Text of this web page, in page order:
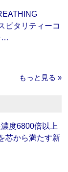
ピタリティーコ
…
もっと見る »
度6800倍以上
芯から満たす新